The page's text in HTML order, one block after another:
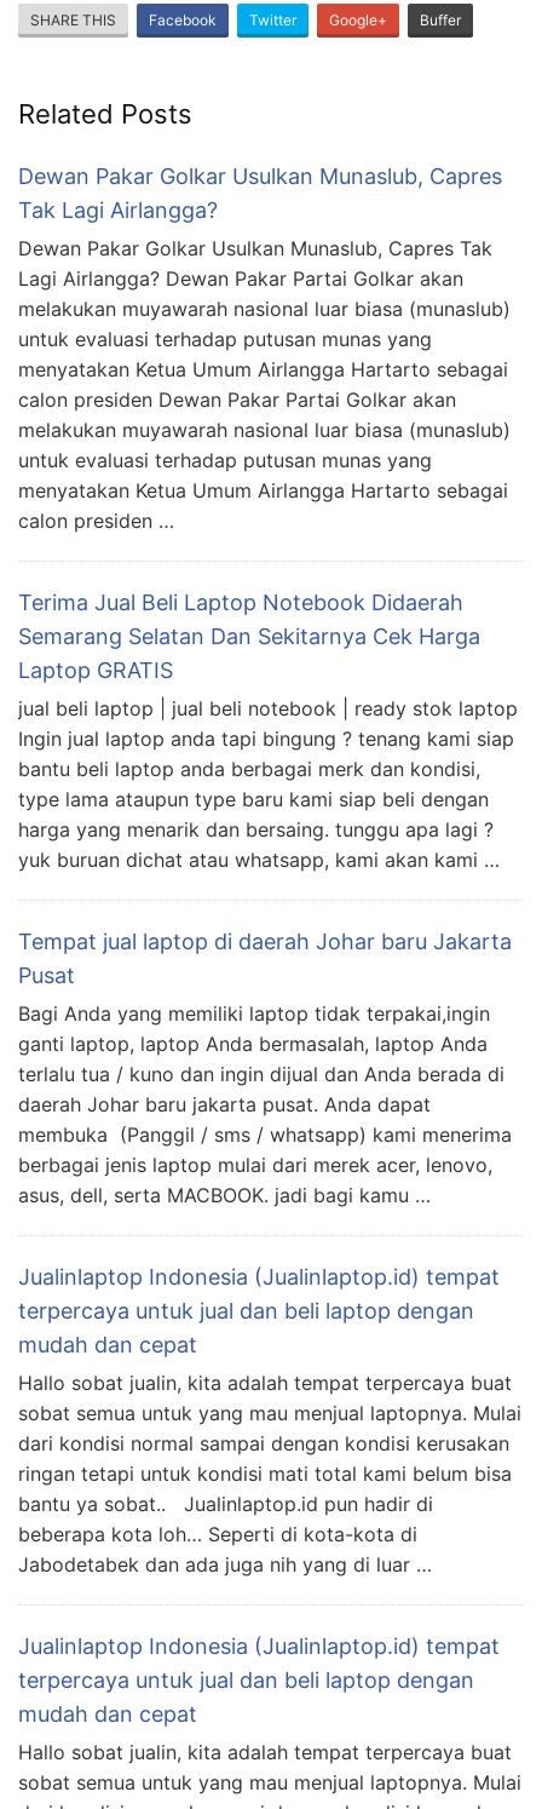
SHARE THIS Facebook Twitter Google+ Buffer
Related Posts
Dewan Pakar Golkar Usulkan Munaslub, Capres
Tak Lagi Airlangga?
Dewan Pakar Golkar Usulkan Munaslub, Capres Tak
Lagi Airlangga? Dewan Pakar Partai Golkar akan
melakukan muyawarah nasional luar biasa (munaslub)
untuk evaluasi terhadap putusan munas yang
menyatakan Ketua Umum Airlangga Hartarto sebagai
calon presiden Dewan Pakar Partai Golkar akan
melakukan muyawarah nasional luar biasa (munaslub)
untuk evaluasi terhadap putusan munas yang
menyatakan Ketua Umum Airlangga Hartarto sebagai
calon presiden …
Terima Jual Beli Laptop Notebook Didaerah
Semarang Selatan Dan Sekitarnya Cek Harga
Laptop GRATIS
jual beli laptop | jual beli notebook | ready stok laptop
Ingin jual laptop anda tapi bingung ? tenang kami siap
bantu beli laptop anda berbagai merk dan kondisi,
type lama ataupun type baru kami siap beli dengan
harga yang menarik dan bersaing. tunggu apa lagi ?
yuk buruan dichat atau whatsapp, kami akan kami …
Tempat jual laptop di daerah Johar baru Jakarta
Pusat
Bagi Anda yang memiliki laptop tidak terpakai,ingin
ganti laptop, laptop Anda bermasalah, laptop Anda
terlalu tua / kuno dan ingin dijual dan Anda berada di
daerah Johar baru jakarta pusat. Anda dapat
membuka (Panggil / sms / whatsapp) kami menerima
berbagai jenis laptop mulai dari merek acer, lenovo,
asus, dell, serta MACBOOK. jadi bagi kamu …
Jualinlaptop Indonesia (Jualinlaptop.id) tempat
terpercaya untuk jual dan beli laptop dengan
mudah dan cepat
Hallo sobat jualin, kita adalah tempat terpercaya buat
sobat semua untuk yang mau menjual laptopnya. Mulai
dari kondisi normal sampai dengan kondisi kerusakan
ringan tetapi untuk kondisi mati total kami belum bisa
bantu ya sobat.. Jualinlaptop.id pun hadir di
beberapa kota loh… Seperti di kota-kota di
Jabodetabek dan ada juga nih yang di luar …
Jualinlaptop Indonesia (Jualinlaptop.id) tempat
terpercaya untuk jual dan beli laptop dengan
mudah dan cepat
Hallo sobat jualin, kita adalah tempat terpercaya buat
sobat semua untuk yang mau menjual laptopnya. Mulai